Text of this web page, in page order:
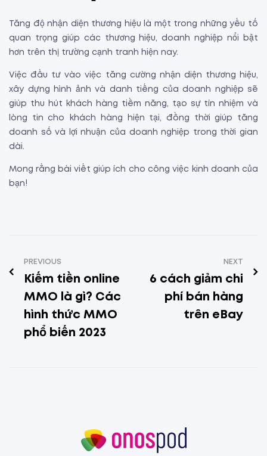
Tăng độ nhận diện thương hiệu là một trong những yếu tố
quan trọng giúp các thương hiệu, doanh nghiệp nổi bật
hơn trên thị trường cạnh tranh hiện nay.
Việc đầu tư vào việc tăng cường nhận diện thương hiệu,
xây dựng hình ảnh và danh tiếng của doanh nghiệp sẽ
giúp thu hút khách hàng tiềm năng, tạo sự tín nhiệm và
lòng tin cho khách hàng hiện tại, đồng thời giúp tăng
doanh số và lợi nhuận của doanh nghiệp trong thời gian
dài.
Mong rằng bài viết giúp ích cho công việc kinh doanh của
bạn!
PREVIOUS
Kiếm tiền online
MMO là gì? Các
hình thức MMO
phổ biến 2023
NEXT
6 cách giảm chi
phí bán hàng
trên eBay